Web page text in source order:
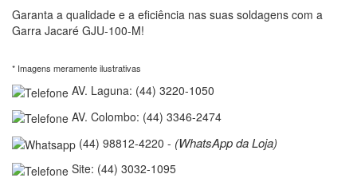
Garanta a qualidade e a eficiência nas suas soldagens com a
Garra Jacaré GJU-100-M!
* Imagens meramente ilustrativas
AV. Laguna: (44) 3220-1050
AV. Colombo: (44) 3346-2474
(44) 98812-4220 - (WhatsApp da Loja)
Site: (44) 3032-1095